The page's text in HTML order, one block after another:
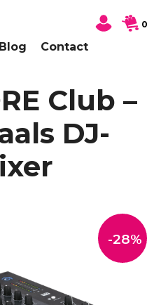
Blog Contact
0
Club –
DJ-
-28%